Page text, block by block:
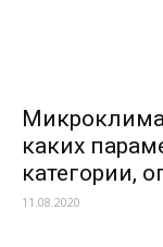
каких
категории,
11.08.2020